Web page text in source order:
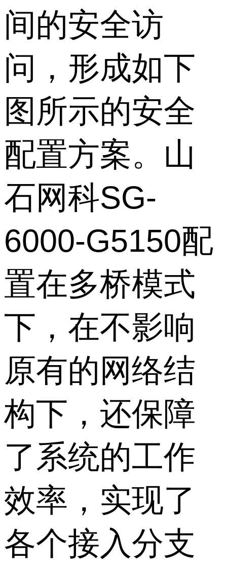
间的安全访
问，形成如下
图所示的安全
配置方案。山
石网科SG-
6000-G5150配
置在多桥模式
下，在不影响
原有的网络结
构下，还保障
了系统的工作
效率，实现了
各个接入分支